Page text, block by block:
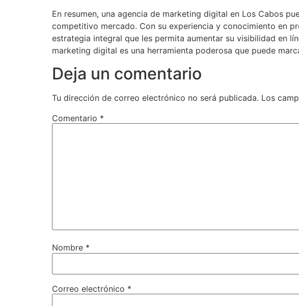
En resumen, una agencia de marketing digital en Los Cabos
competitivo mercado. Con su experiencia y conocimiento en
estrategia integral que les permita aumentar su visibilidad en
marketing digital es una herramienta poderosa que puede
Deja un comentario
Tu dirección de correo electrónico no será publicada. Los
Comentario *
Nombre *
Correo electrónico *